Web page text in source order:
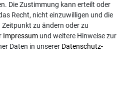
- Exserv | Realisation
Die Zustimmung kann erteilt oder
Recht, nicht einzuwilligen und die
zu ändern oder zu
Impressum und weitere Hinweise zur
Daten in unserer Daten­schutz­